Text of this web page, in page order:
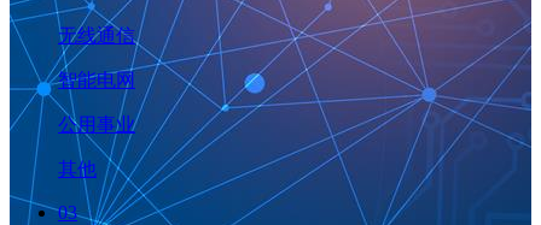
无线通信
智能电网
公用事业
其他
03